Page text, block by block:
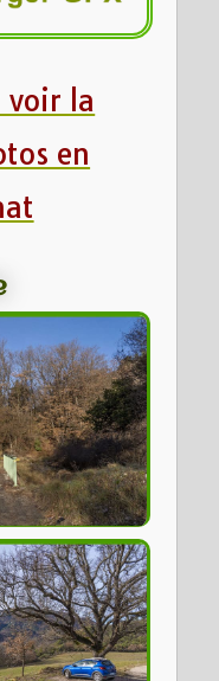
voir la
en